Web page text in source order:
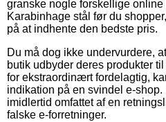
granske nogle forskellige online
Karabinhage stål før du
på at indhente den bedste pris.
Du må dog ikke undervurdere,
butik udbyder deres produkter
for ekstraordinært fordelagtig,
indikation på en svindel e-
imidlertid omfattet af en
falske e-forretninger.